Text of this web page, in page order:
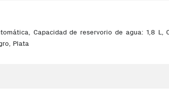
Capacidad de reservorio de agua: 1,8 L,
Plata